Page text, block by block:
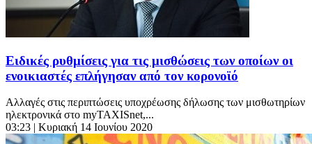
Ειδικές ρυθμίσεις για τις μισθώσεις των οποίων οι
ενοικιαστές επλήγησαν από τον κορονοϊό
Αλλαγές στις περιπτώσεις υποχρέωσης δήλωσης των μισθωτηρίων
ηλεκτρονικά στο myTAXISnet,...
03:23 | Κυριακή 14 Ιουνίου 2020